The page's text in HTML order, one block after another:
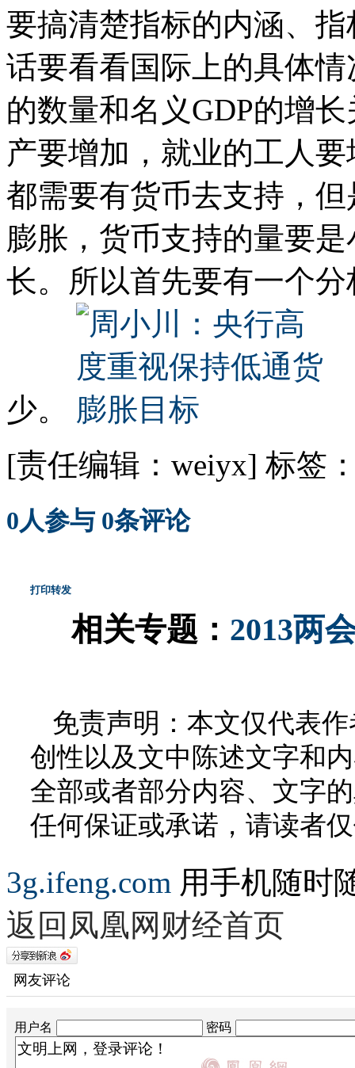
要搞清楚指标的内涵、
话要看看国际上的具体
的数量和名义GDP的增
产要增加，就业的工人
都需要有货币去支持，
膨胀，货币支持的量要
长。所以首先要有一个
少。
[责任编辑：weiyx] 标签
0人参与 0条评论
打印转发
相关专题： 2013两
免责声明：本文仅代表
创性以及文中陈述文字和
全部或者部分内容、文字
任何保证或承诺，请读者
3g.ifeng.com 用手机随时
返回凤凰网财经首页
网友评论
用户名 密码